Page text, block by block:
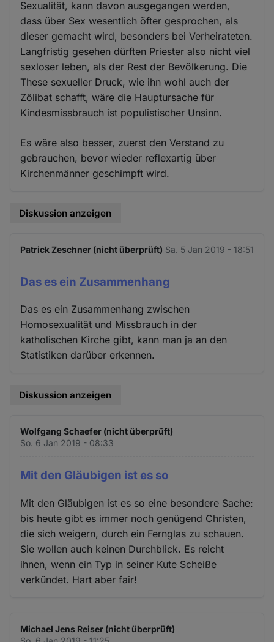
Sexualität, kann davon ausgegangen werden,
dass über Sex wesentlich öfter gesprochen, als
dieser gemacht wird, besonders bei Verheirateten.
Langfristig gesehen dürften Priester also nicht viel
sexloser leben, als der Rest der Bevölkerung. Die
These sexueller Druck, wie ihn wohl auch der
Zölibat schafft, wäre die Hauptursache für
Kindesmissbrauch ist populistischer Unsinn.
Es wäre also besser, zuerst den Verstand zu
gebrauchen, bevor wieder reflexartig über
Kirchenmänner geschimpft wird.
Diskussion anzeigen
Patrick Zeschner (nicht überprüft) Sa. 5 Jan 2019 - 18:51
Das es ein Zusammenhang
Das es ein Zusammenhang zwischen
Homosexualität und Missbrauch in der
katholischen Kirche gibt, kann man ja an den
Statistiken darüber erkennen.
Diskussion anzeigen
Wolfgang Schaefer (nicht überprüft)
So. 6 Jan 2019 - 08:33
Mit den Gläubigen ist es so
Mit den Gläubigen ist es so eine besondere Sache:
bis heute gibt es immer noch genügend Christen,
die sich weigern, durch ein Fernglas zu schauen.
Sie wollen auch keinen Durchblick. Es reicht
ihnen, wenn ein Typ in seiner Kute Scheiße
verkündet. Hart aber fair!
Michael Jens Reiser (nicht überprüft)